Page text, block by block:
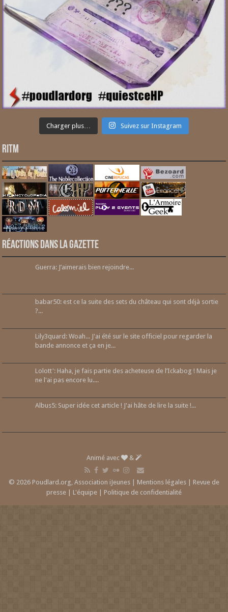
Charger plus… Suivez sur Instagram
RITM
Réactions dans la gazette
Guerra: J’aimerais bien rejoindre...
babar50: est ce la suite des sets du château qui sont déjà sortie
?...
Lily3quard: Woah... J'ai été sur le site officiel pour regarder la
bande annonce et ça en je...
Lolott': Haha, je fais partie des acheteuse de l’Ickabog ! Mais je
ne l'ai pas encore lu....
Albus5: Super idée cet article ! J'ai hâte de lire la suite !...
Animé avec &
© 2026 Poudlard.org, Association iJeunes | Mentions légales | Revue de
presse | L'équipe | Politique de confidentialité